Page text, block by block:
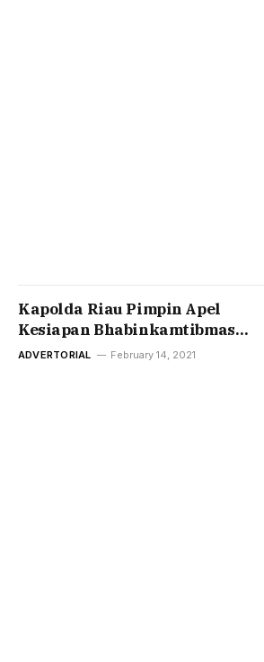
Kapolda Riau Pimpin Apel
Kesiapan Bhabinkamtibmas
Dan Tenaga Medis Kepolisian
ADVERTORIAL February 14, 2021